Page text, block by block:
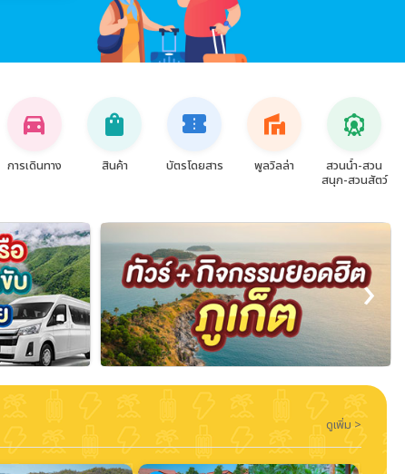
directions_car
การเดินทาง
shopping_bag
สินค้า
confirmation_number
บัตรโดยสาร
villa
พูลวิลล่า
attractions
สวนน้ำ-สวน
สนุก-สวนสัตว์
›
ดูเพิ่ม >